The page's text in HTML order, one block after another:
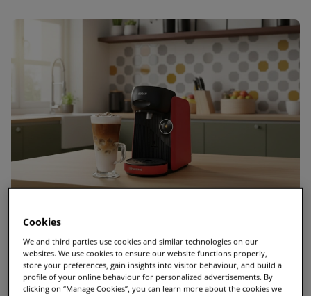
Café frappé receta casera con TASSIMO
Cookies
We and third parties use cookies and similar technologies on our
websites. We use cookies to ensure our website functions properly,
store your preferences, gain insights into visitor behaviour, and build a
profile of your online behaviour for personalized advertisements. By
clicking on “Manage Cookies”, you can learn more about the cookies we